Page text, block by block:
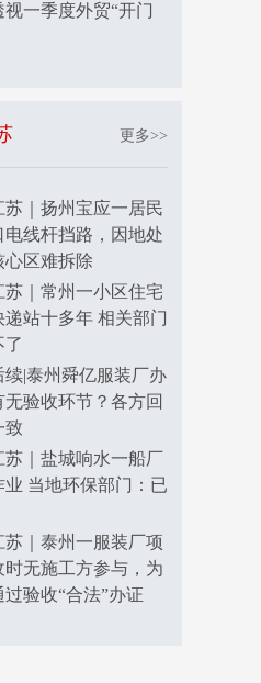
视一季度外贸“开门
更多>>
苏｜扬州宝应一居民
电线杆挡路，因地处
心区难拆除
苏｜常州一小区住宅
递站十多年 相关部门
了
续|泰州舜亿服装厂办
无验收环节？各方回
致
苏｜盐城响水一船厂
业 当地环保部门：已
苏｜泰州一服装厂项
时无施工方参与，为
过验收“合法”办证